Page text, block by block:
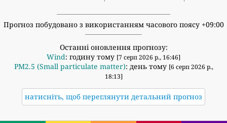
Прогноз побудовано з використанням часового поясу +09:00
Останні оновлення прогнозу:
Wind: годину тому [7 серп 2026 р., 16:46]
PM2.5 (Small particulate matter): день тому [6 серп 2026 р.,
18:13]
натисніть, щоб переглянути детальний прогноз